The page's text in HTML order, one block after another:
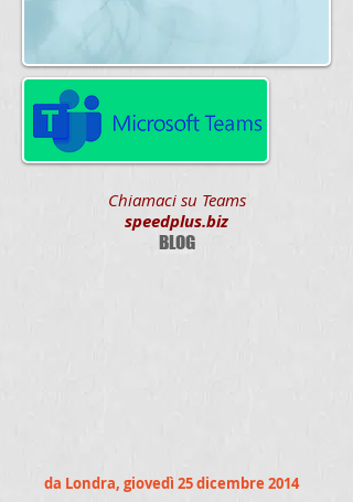
Chiamaci su Teams
speedplus.biz
BLOG
da Londra, giovedì 25 dicembre 2014